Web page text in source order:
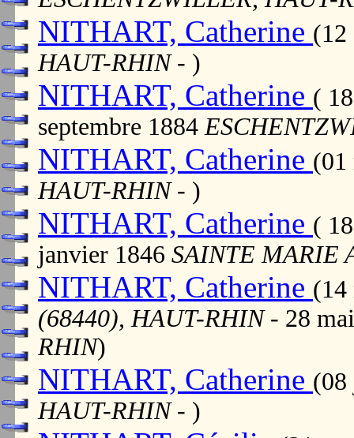
NITHART, Catherine
HAUT-RHIN- )
NITHART, Catherine (
septembre 1884
NITHART, Catherine
HAUT-RHIN- )
NITHART, Catherine (
janvier 1846 SAINTE MARIE
NITHART, Catherine (14
(68440), HAUT-RHIN- 28
RHIN)
NITHART, Catherine
HAUT-RHIN- )